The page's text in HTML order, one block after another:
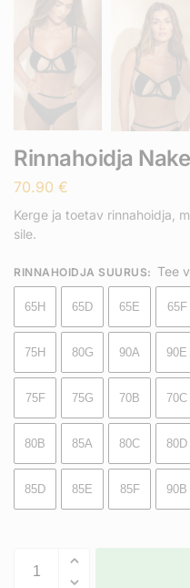
Rinnahoidja
70.90 €
Kerge ja toetav rinnahoidja,
sile.
RINNAHOIDJA SUURUS: Tee
65H 65D 65E 65F
75H 80G 90A 90E
75F 75G 70B 70C
80B 85A 80C 80D
85D 85E 85F 90B